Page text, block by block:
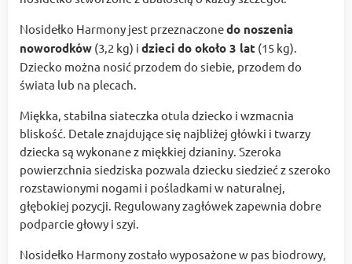
Nosidełko Harmony jest przeznaczonedo noszenia
noworodków (3,2 kg) i dzieci do około 3 lat (15 kg).
Dziecko można nosić przodem do siebie, przodem do
świata lub na plecach.
Miękka, stabilna siateczka otula dziecko i wzmacnia
bliskość. Detale znajdujące się najbliżej główki i twarzy
dziecka są wykonane z miękkiej dzianiny. Szeroka
powierzchnia siedziska pozwala dziecku siedzieć z szeroko
rozstawionymi nogami i pośladkami w naturalnej,
głębokiej pozycji. Regulowany zagłówek zapewnia dobre
podparcie głowy i szyi.
Nosidełko Harmony zostało wyposażone w pas biodrowy,